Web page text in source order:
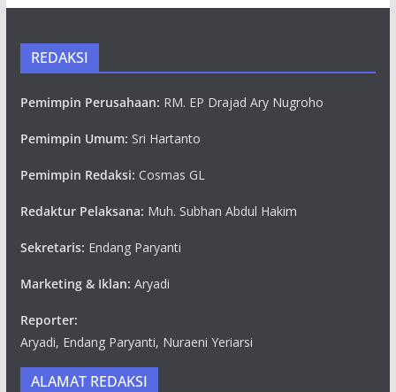
REDAKSI
Pemimpin Perusahaan: RM. EP Drajad Ary Nugroho
Pemimpin Umum: Sri Hartanto
Pemimpin Redaksi: Cosmas GL
Redaktur Pelaksana: Muh. Subhan Abdul Hakim
Sekretaris: Endang Paryanti
Marketing & Iklan: Aryadi
Reporter:
Aryadi, Endang Paryanti, Nuraeni Yeriarsi
ALAMAT REDAKSI